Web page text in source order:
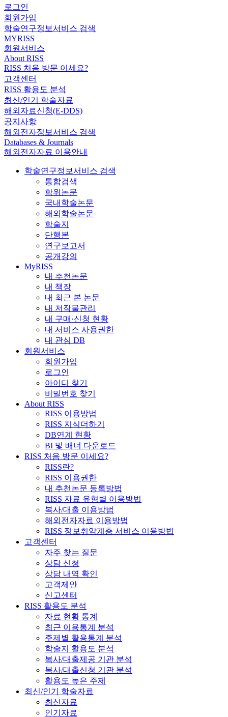
로그인
회원가입
학술연구정보서비스 검색
MYRISS
회원서비스
About RISS
RISS 처음 방문 이세요?
고객센터
RISS 활용도 분석
최신/인기 학술자료
해외자료신청(E-DDS)
공지사항
해외전자정보서비스 검색
Databases & Journals
해외전자자료 이용안내
학술연구정보서비스 검색
통합검색
학위논문
국내학술논문
해외학술논문
학술지
단행본
연구보고서
공개강의
MyRISS
내 추천논문
내 책장
내 최근 본 논문
내 저작물관리
내 구매·신청 현황
내 서비스 사용권한
내 관심 DB
회원서비스
회원가입
로그인
아이디 찾기
비밀번호 찾기
About RISS
RISS 이용방법
RISS 지식더하기
DB연계 현황
BI 및 배너 다운로드
RISS 처음 방문 이세요?
RISS란?
RISS 이용권한
내 추천논문 등록방법
RISS 자료 유형별 이용방법
복사/대출 이용방법
해외전자자료 이용방법
RISS 정보취약계층 서비스 이용방법
고객센터
자주 찾는 질문
상담 신청
상담 내역 확인
고객제안
신고센터
RISS 활용도 분석
자료 현황 통계
최근 이용통계 분석
주제별 활용통계 분석
학술지 활용도 분석
복사/대출제공 기관 분석
복사/대출신청 기관 분석
활용도 높은 주제
최신/인기 학술자료
최신자료
인기자료